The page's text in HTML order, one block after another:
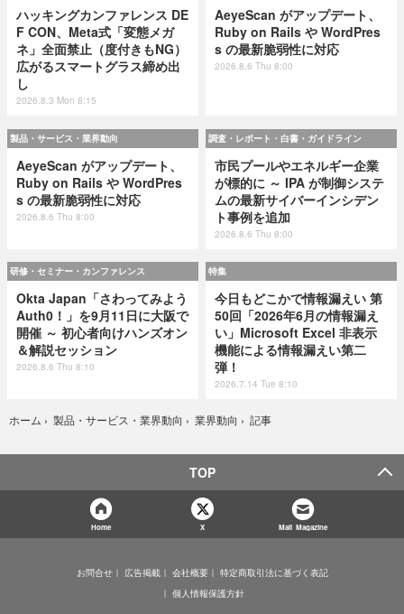
ハッキングカンファレンス DE
F CON、Meta式「変態メガ
ネ」全面禁止（度付きもNG）
広がるスマートグラス締め出
し
2026.8.3 Mon 8:15
AeyeScan がアップデート、
Ruby on Rails や WordPres
s の最新脆弱性に対応
2026.8.6 Thu 8:00
製品・サービス・業界動向
AeyeScan がアップデート、
Ruby on Rails や WordPres
s の最新脆弱性に対応
2026.8.6 Thu 8:00
調査・レポート・白書・ガイドライン
市民プールやエネルギー企業
が標的に ～ IPA が制御システ
ムの最新サイバーインシデン
ト事例を追加
2026.8.6 Thu 8:00
研修・セミナー・カンファレンス
Okta Japan「さわってみよう
Auth0！」を9月11日に大阪で
開催 ～ 初心者向けハンズオン
＆解説セッション
2026.8.6 Thu 8:10
特集
今日もどこかで情報漏えい 第
50回「2026年6月の情報漏え
い」Microsoft Excel 非表示
機能による情報漏えい第二
弾！
2026.7.14 Tue 8:10
ホーム › 製品・サービス・業界動向 › 業界動向 › 記事
TOP
Home X Mail Magazine
お問合せ 広告掲載 会社概要
特定商取引法に基づく表記
個人情報保護方針